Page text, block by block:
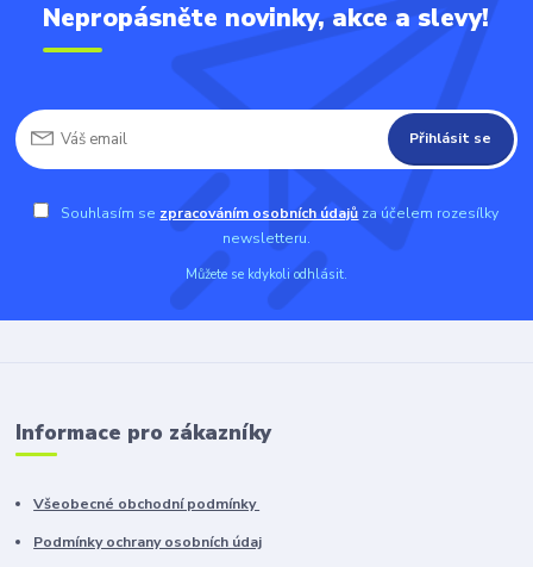
Nepropásněte novinky, akce a slevy!
Přihlásit se
Souhlasím se zpracováním osobních údajů za účelem rozesílky
newsletteru.
Můžete se kdykoli odhlásit.
Informace pro zákazníky
Všeobecné obchodní podmínky
Podmínky ochrany osobních údaj